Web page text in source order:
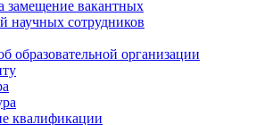
замещение вакантных
научных сотрудников
образовательной организации
квалификации